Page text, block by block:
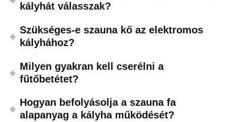
kályhát válasszak?
Szükséges-e szauna kő az elektromos
kályhához?
Milyen gyakran kell cserélni a
fűtőbetétet?
Hogyan befolyásolja a szauna fa
alapanyag a kályha működését?